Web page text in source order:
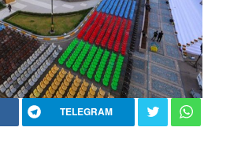
TELEGRAM